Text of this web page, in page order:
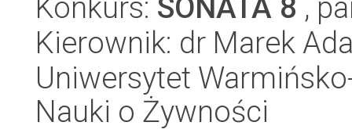
Konkurs: SONATA 8 ,
Kierownik: dr Marek
Uniwersytet
Nauki o Żywności